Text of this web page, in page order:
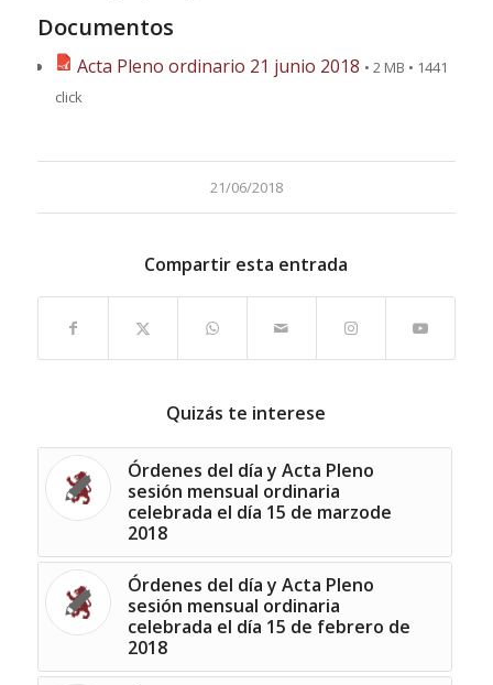
Documentos
Acta Pleno ordinario 21 junio 2018 • 2 MB • 1441
click
21/06/2018
Compartir esta entrada
Quizás te interese
Órdenes del día y Acta Pleno
sesión mensual ordinaria
celebrada el día 15 de marzode
2018
Órdenes del día y Acta Pleno
sesión mensual ordinaria
celebrada el día 15 de febrero de
2018